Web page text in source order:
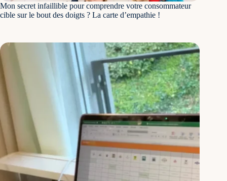
Mon secret infaillible pour comprendre votre consommateur
cible sur le bout des doigts ? La carte d’empathie !